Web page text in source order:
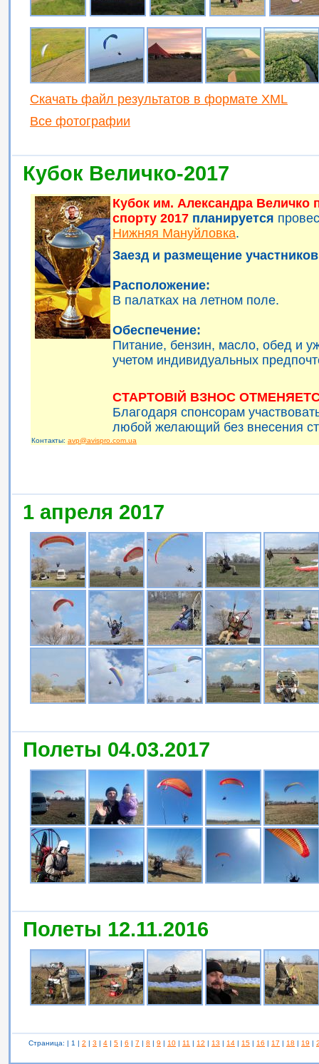
Скачать файл результатов в формате XML
Все фотографии
Кубок Величко-2017
Кубок им. Александра Величко
спорту 2017 планируется
Нижняя Мануйловка.
Заезд и размещение
Расположение:
В палатках на летном поле.
Обеспечение:
Питание, бензин, масло, обед и
учетом индивидуальных
СТАРТОВІЙ ВЗНОС
Благодаря спонсорам
любой желающий без внесения
Контакты: avp@avispro.com.ua
1 апреля 2017
Полеты 04.03.2017
Полеты 12.11.2016
Страница: | 1 | 2 | 3 | 4 | 5 | 6 | 7 | 8 | 9 | 10 | 11 | 12 | 13 | 14 | 15 | 16 | 17 | 18 | 19 |